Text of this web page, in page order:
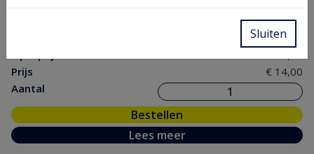
Prijs
€ 14,00
Aantal
Bestellen
Lees meer
Sluiten